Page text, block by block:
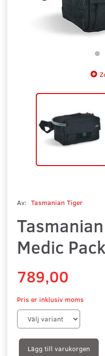
Av: Tasmanian Tiger
Medic Pack
789,00
Pris er inklusiv moms
Lägg till varukorgen